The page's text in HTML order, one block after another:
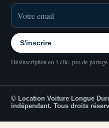
S'inscrire
Désinscription en 1 clic, pas de
© Location Voiture Longue
indépendant. Tous droits